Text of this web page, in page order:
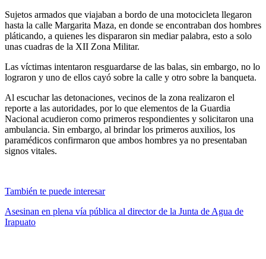
Sujetos armados que viajaban a bordo de una motocicleta llegaron
hasta la calle Margarita Maza, en donde se encontraban dos hombres
pláticando, a quienes les dispararon sin mediar palabra, esto a solo
unas cuadras de la XII Zona Militar.
Las víctimas intentaron resguardarse de las balas, sin embargo, no lo
lograron y uno de ellos cayó sobre la calle y otro sobre la banqueta.
Al escuchar las detonaciones, vecinos de la zona realizaron el
reporte a las autoridades, por lo que elementos de la Guardia
Nacional acudieron como primeros respondientes y solicitaron una
ambulancia. Sin embargo, al brindar los primeros auxilios, los
paramédicos confirmaron que ambos hombres ya no presentaban
signos vitales.
También te puede interesar
Asesinan en plena vía pública al director de la Junta de Agua de
Irapuato